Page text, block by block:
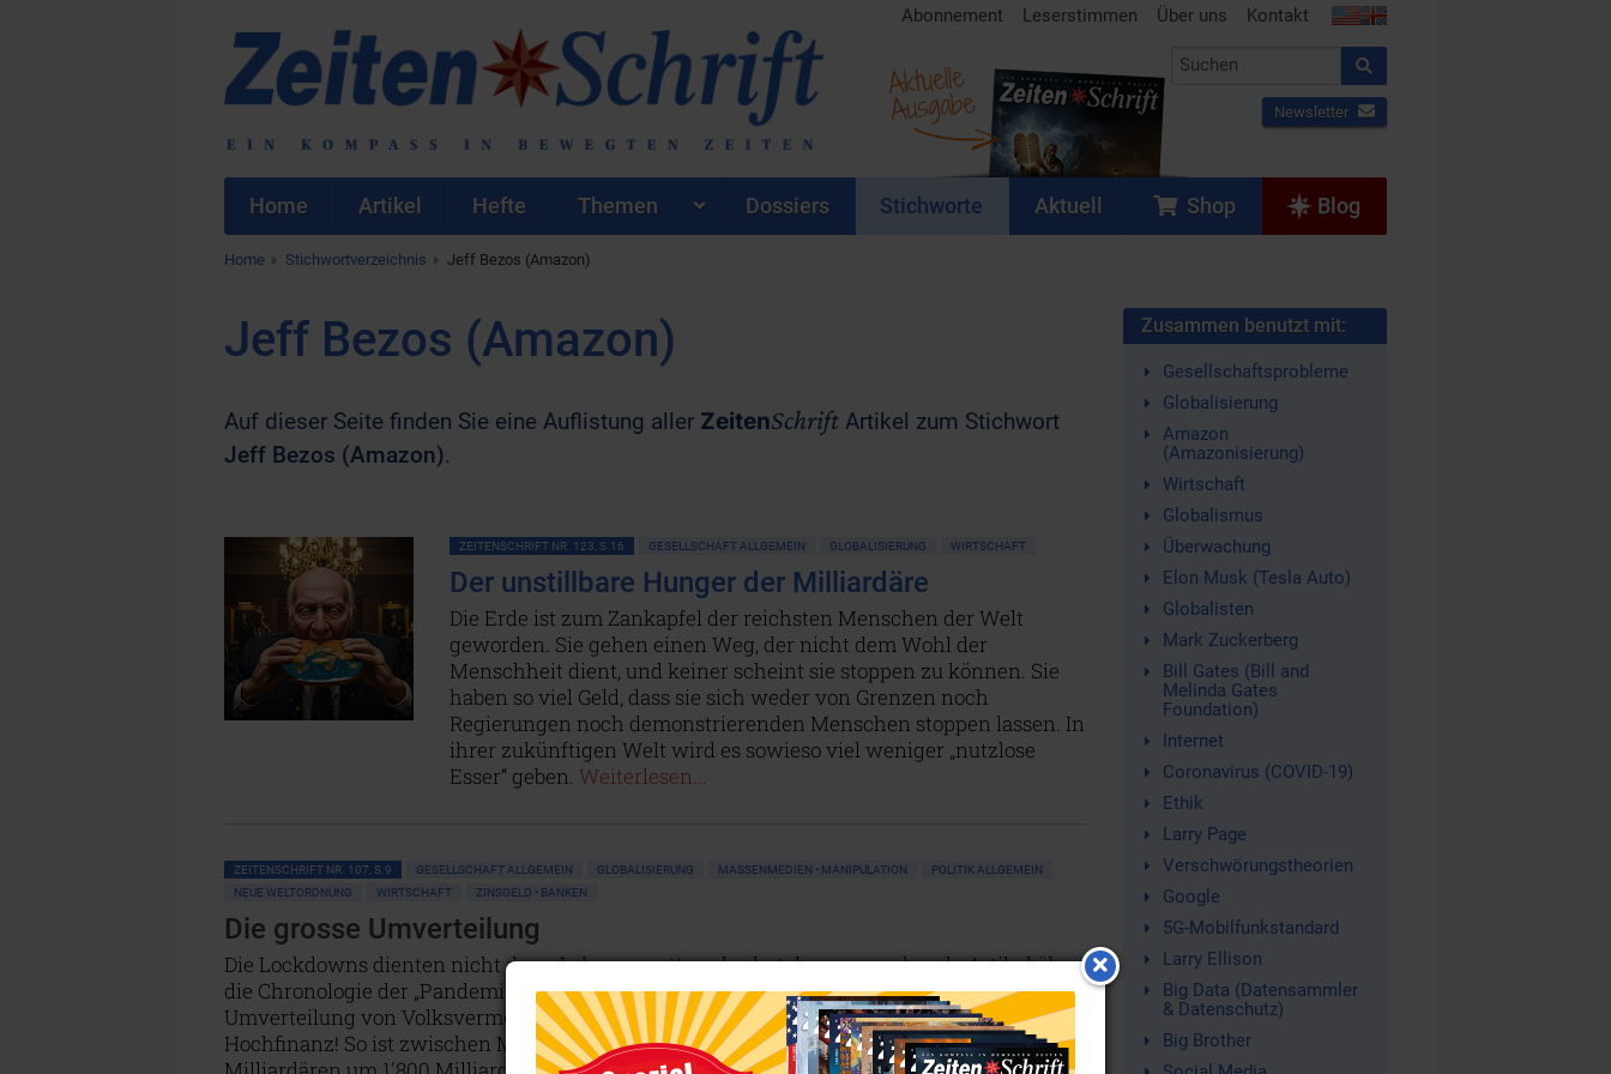
Abonnement Leserstimmen Über uns Kontakt
Newsletter
Aktuelle
Ausgabe
Home Artikel Hefte Themen Dossiers Stichworte Aktuell Shop Blog
Home Stichwortverzeichnis Jeff Bezos (Amazon)
Jeff Bezos (Amazon)
Auf dieser Seite finden Sie eine Auflistung aller ZeitenSchrift Artikel zum Stichwort
Jeff Bezos (Amazon).
ZEITENSCHRIFT NR. 123, S.16 GESELLSCHAFT ALLGEMEIN GLOBALISIERUNG WIRTSCHAFT
Der unstillbare Hunger der Milliardäre
Die Erde ist zum Zankapfel der reichsten Menschen der Welt
geworden. Sie gehen einen Weg, der nicht dem Wohl der
Menschheit dient, und keiner scheint sie stoppen zu können. Sie
haben so viel Geld, dass sie sich weder von Grenzen noch
Regierungen noch demonstrierenden Menschen stoppen lassen. In
ihrer zukünftigen Welt wird es sowieso viel weniger „nutzlose
Esser“ geben. Weiterlesen...
ZEITENSCHRIFT NR. 107, S.9 GESELLSCHAFT ALLGEMEIN GLOBALISIERUNG MASSENMEDIEN • MANIPULATION
POLITIK ALLGEMEIN
NEUE WELTORDNUNG
WIRTSCHAFT ZINSGELD • BANKEN
Die grosse Umverteilung
Die Lockdowns dienten nicht dazu, Leben zu retten, das hat der vorangehende Artikel über
die Chronologie der „Pandemie“ gezeigt. Wozu sie aber ganz sicher dienten? Zur
Umverteilung von Volksvermögen in die Taschen der herrschenden Milliardäre und
Hochfinanz! So ist zwischen März 2020 und Juli 2021 allein das Vermögen von 713 US-
Zusammen benutzt mit:
Gesellschaftsprobleme
Globalisierung
Amazon
(Amazonisierung)
Wirtschaft
Globalismus
Überwachung
Elon Musk (Tesla Auto)
Globalisten
Mark Zuckerberg
Bill Gates (Bill and
Melinda Gates
Foundation)
Internet
Coronavirus (COVID-19)
Ethik
Larry Page
Verschwörungstheorien
Google
5G-Mobilfunkstandard
Larry Ellison
Big Data (Datensammler
& Datenschutz)
Big Brother